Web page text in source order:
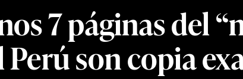
7 páginas del
son copia